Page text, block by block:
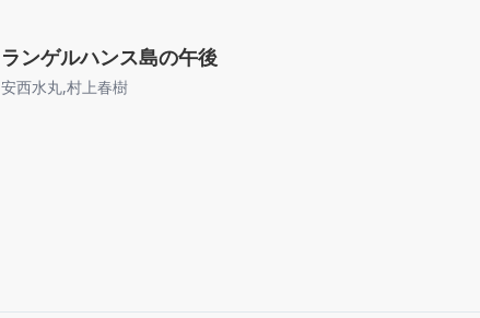
ランゲルハンス島の午後
安西水丸,村上春樹